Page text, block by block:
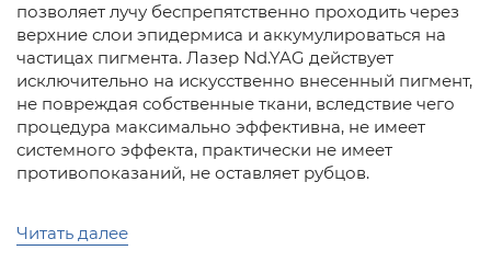
позволяет лучу беспрепятственно проходить через
верхние слои эпидермиса и аккумулироваться на
частицах пигмента. Лазер Nd.YAG действует
исключительно на искусственно внесенный пигмент,
не повреждая собственные ткани, вследствие чего
процедура максимально эффективна, не имеет
системного эффекта, практически не имеет
противопоказаний, не оставляет рубцов.
Читать далее